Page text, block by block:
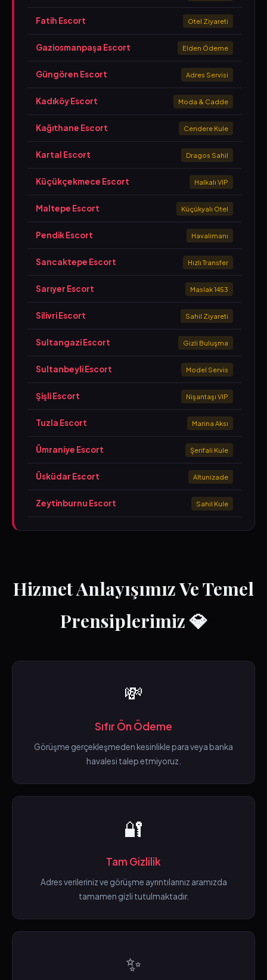
Fatih Escort Otel Ziyareti
Gaziosmanpaşa Escort Elden Ödeme
Güngören Escort Adres Servisi
Kadıköy Escort Moda & Cadde
Kağıthane Escort Cendere Kule
Kartal Escort Dragos Sahil
Küçükçekmece Escort Halkalı VIP
Maltepe Escort Küçükyalı Otel
Pendik Escort Havalimanı
Sancaktepe Escort Hızlı Transfer
Sarıyer Escort Maslak 1453
Silivri Escort Sahil Ziyareti
Sultangazi Escort Gizli Buluşma
Sultanbeyli Escort Model Servis
Şişli Escort Nişantaşı VIP
Tuzla Escort Marina Aksı
Ümraniye Escort Şerifali Kule
Üsküdar Escort Altunizade
Zeytinburnu Escort Sahil Kule
Hizmet Anlayışımız Ve Temel
Prensiplerimiz 💎
💸
Sıfır Ön Ödeme
Görüşme gerçekleşmeden kesinlikle para veya banka
havalesi talep etmiyoruz.
🔐
Tam Gizlilik
Adres verileriniz ve görüşme ayrıntılarınız aramızda
tamamen gizli tutulmaktadır.
✨